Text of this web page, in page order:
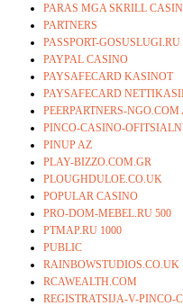
PARAS MGA SKRILL
PARTNERS
PASSPORT-GOSUSLUGI.RU
PAYPAL CASINO
PAYSAFECARD KASINOT
PAYSAFECARD
PEERPARTNERS-NGO.COM
PINCO-CASINO-
PINUP AZ
PLAY-BIZZO.COM.GR
PLOUGHDULOE.CO.UK
POPULAR CASINO
PRO-DOM-MEBEL.RU 500
PTMAP.RU 1000
PUBLIC
RAINBOWSTUDIOS.CO.UK
RCAWEALTH.COM
REGISTRATSIJA-V-PINCO-